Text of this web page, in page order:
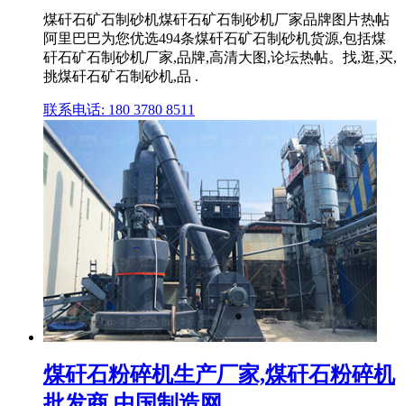
煤矸石矿石制砂机煤矸石矿石制砂机厂家品牌图片热帖
阿里巴巴为您优选494条煤矸石矿石制砂机货源,包括煤
矸石矿石制砂机厂家,品牌,高清大图,论坛热帖。找,逛,买,
挑煤矸石矿石制砂机,品 .
联系电话: 180 3780 8511
煤矸石粉碎机生产厂家,煤矸石粉碎机